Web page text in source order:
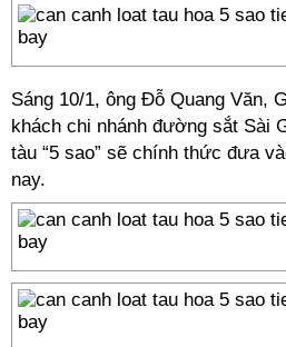
Sáng 10/1, ông Đỗ Quang Văn,
khách chi nhánh đường sắt Sài
tàu “5 sao” sẽ chính thức đưa
nay.